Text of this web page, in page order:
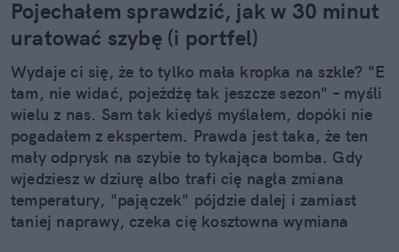
Pojechałem sprawdzić, jak w 30 minut
uratować szybę (i portfel)
Wydaje ci się, że to tylko mała kropka na szkle? "E
tam, nie widać, pojeżdżę tak jeszcze sezon" – myśli
wielu z nas. Sam tak kiedyś myślałem, dopóki nie
pogadałem z ekspertem. Prawda jest taka, że ten
mały odprysk na szybie to tykająca bomba. Gdy
wjedziesz w dziurę albo trafi cię nagła zmiana
temperatury, "pajączek" pójdzie dalej i zamiast
taniej naprawy, czeka cię kosztowna wymiana